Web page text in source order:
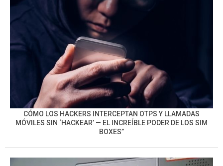
CÓMO LOS HACKERS INTERCEPTAN OTPS Y LLAMADAS
MÓVILES SIN ‘HACKEAR’ — EL INCREÍBLE PODER DE LOS SIM
BOXES”